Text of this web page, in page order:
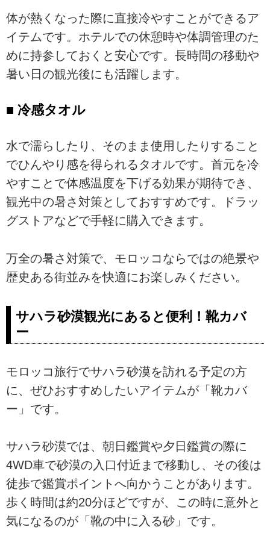
体が熱くなった際に直接冷やすことができるア
イテムです。ホテルでの休憩時や体調管理のた
めに持参しておくと安心です。長時間の移動や
暑い日の観光後にも活躍します。
■ 冷感タオル
水で濡らしたり、そのまま使用したりすること
でひんやり感を得られるタオルです。首元を冷
やすことで体感温度を下げる効果が期待でき、
観光中の暑さ対策としておすすめです。ドラッ
グストアなどで手軽に購入できます。
万全の暑さ対策で、モロッコならではの絶景や
歴史ある街並みを快適にお楽しみください。
サハラ砂漠観光にあると便利！靴カバ
ー
モロッコ旅行でサハラ砂漠を訪れる予定の方
に、ぜひおすすめしたいアイテムが「靴カバ
ー」です。
サハラ砂漠では、朝日鑑賞や夕日鑑賞の際に
4WD車で砂漠の入口付近まで移動し、その後は
徒歩で鑑賞ポイントへ向かうことがあります。
歩く時間は約20分ほどですが、この時に意外と
気になるのが「靴の中に入る砂」です。